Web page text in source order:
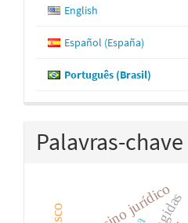
English
Español (España)
Português (Brasil)
Palavras-chave
ensino jurídico